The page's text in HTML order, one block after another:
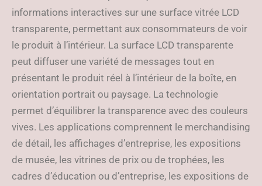
informations interactives sur une surface vitrée LCD
transparente, permettant aux consommateurs de voir
le produit à l’intérieur. La surface LCD transparente
peut diffuser une variété de messages tout en
présentant le produit réel à l’intérieur de la boîte, en
orientation portrait ou paysage. La technologie
permet d’équilibrer la transparence avec des couleurs
vives. Les applications comprennent le merchandising
de détail, les affichages d’entreprise, les expositions
de musée, les vitrines de prix ou de trophées, les
cadres d’éducation ou d’entreprise, les expositions de